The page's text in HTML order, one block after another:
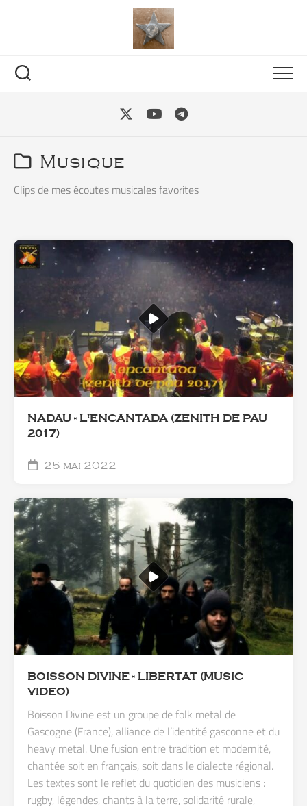
Musique
Clips de mes écoutes musicales favorites
NADAU - L'ENCANTADA (ZENITH DE PAU
2017)
25 mai 2022
BOISSON DIVINE - LIBERTAT (MUSIC
VIDEO)
Boisson Divine est un groupe de folk metal de
Gascogne (France), alliance de l’identité gasconne et du
heavy metal. Une fusion entre tradition et modernité,
chantée soit en français, soit dans le dialecte régional.
Les textes sont le reflet du quotidien des musiciens :
rugby, légendes, chants à la terre, solidarité rurale,